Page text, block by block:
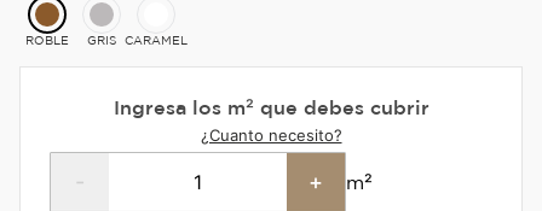
ROBLE GRIS CARAMEL
Ingresa los m² que debes cubrir
¿Cuanto necesito?
- + m²